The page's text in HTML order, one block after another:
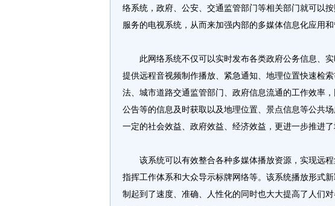
络系统，政府、公安、交通监管部门等相关部门就可以
服务的电视系统，从而来加强内部的多媒体信息化应用和
此网络系统不仅可以实时发布各类政府公务信息、实
提供远程音视频制作播放、紧急通知、地理位置快速检
法、城市道路交通监管部门、政府信息流通的工作效率
公告等的信息及时获取以及地理位置、景点信息等公共
一定的社会效益、政府效益、经济效益，更进一步推进
该系统可以有效整合各种多媒体播放资源，实现远程
指挥工作体系和大众导示标牌网络等。该系统播放形式
制起到了速度、准确、人性化的同时也大大提高了人们